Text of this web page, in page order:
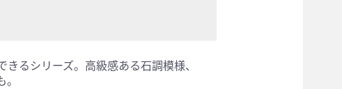
るシリーズ。高級感ある石調模様、